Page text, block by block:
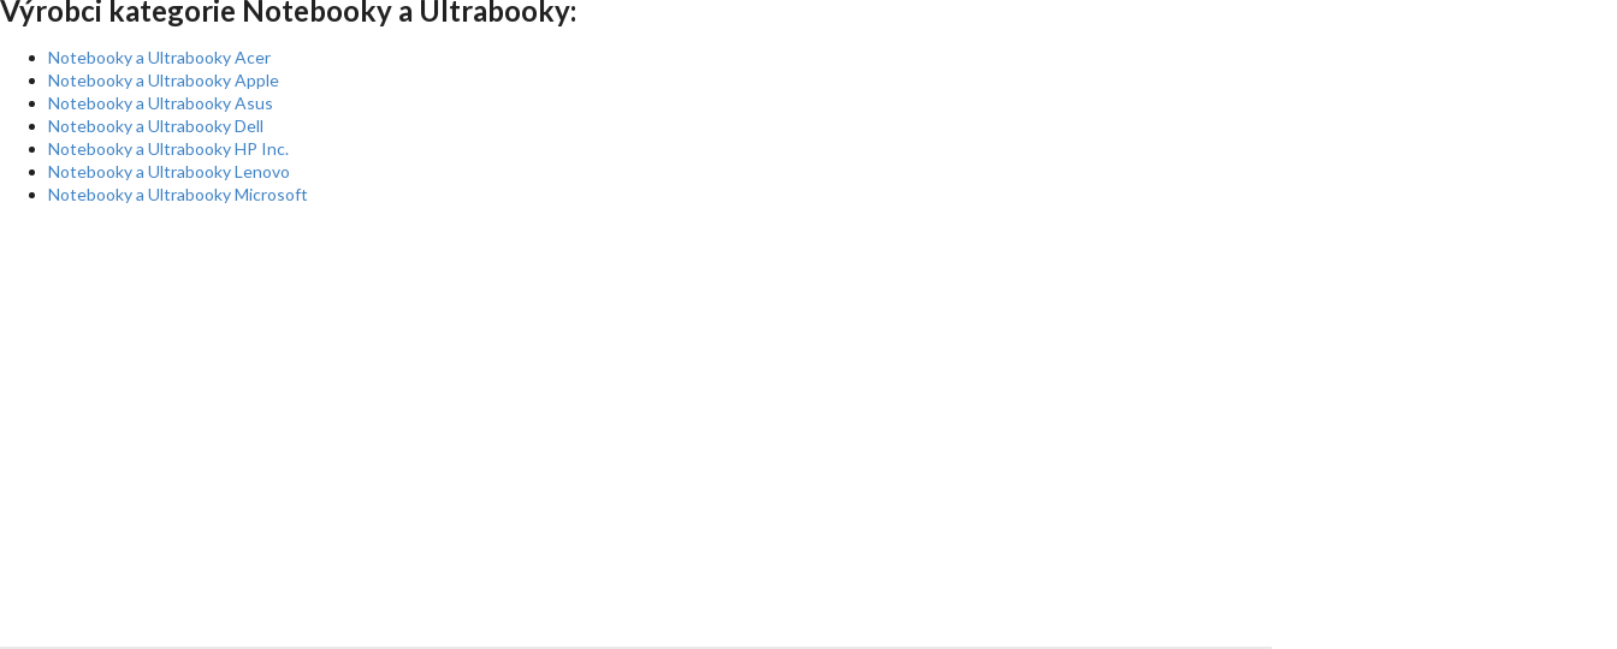
Výrobci kategorie Notebooky a Ultrabooky:
Notebooky a Ultrabooky Acer
Notebooky a Ultrabooky Apple
Notebooky a Ultrabooky Asus
Notebooky a Ultrabooky Dell
Notebooky a Ultrabooky HP Inc.
Notebooky a Ultrabooky Lenovo
Notebooky a Ultrabooky Microsoft